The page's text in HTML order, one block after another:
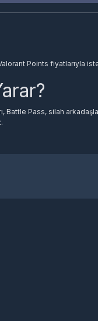
ajan
Points fiyatlarıyla
Battle Pass, silah